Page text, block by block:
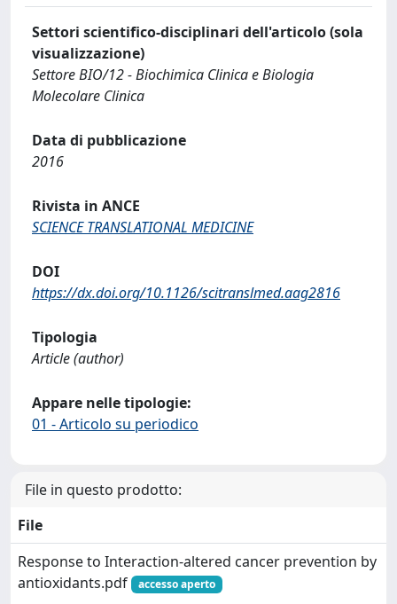
Settori scientifico-disciplinari dell'articolo (sola
visualizzazione)
Settore BIO/12 - Biochimica Clinica e Biologia
Molecolare Clinica
Data di pubblicazione
2016
Rivista in ANCE
SCIENCE TRANSLATIONAL MEDICINE
DOI
https://dx.doi.org/10.1126/scitranslmed.aag2816
Tipologia
Article (author)
Appare nelle tipologie:
01 - Articolo su periodico
File in questo prodotto:
File
Response to Interaction-altered cancer prevention by
antioxidants.pdf
accesso aperto